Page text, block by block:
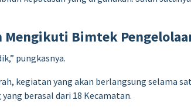
Bimtek
pungkasnya.
kegiatan yang akan berlangsung selama
berasal dari 18 Kecamatan.